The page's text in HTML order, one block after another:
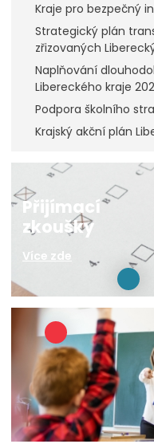
Kraje pro bezpečný
Strategický plán
zřizovaných
Naplňování
Libereckého kraje
Podpora školního
Krajský akční plán
Přijímací
zkoušky
Více zde